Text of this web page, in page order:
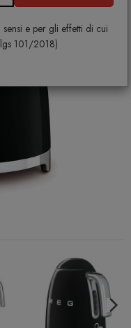
e per gli effetti di cui
101/2018)